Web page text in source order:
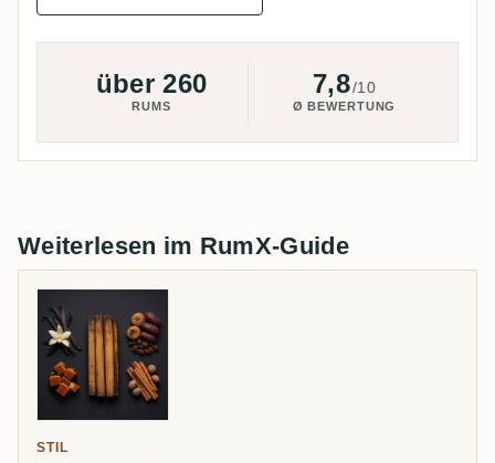
über 260
RUMS
7,8/10
Ø BEWERTUNG
Weiterlesen im RumX-Guide
STIL